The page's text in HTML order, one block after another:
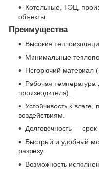
Котельные, ТЭЦ,
объекты.
Преимущества
Высокие
Минимальные
Негорючий материал
Рабочая температура
производителя).
Устойчивость к
воздействиям.
Долговечность —
Быстрый и удобный
разрезу.
Возможность